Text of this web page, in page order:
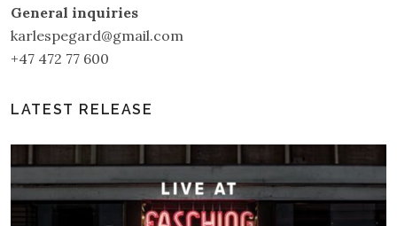
General inquiries
karlespegard@gmail.com
+47 472 77 600
LATEST RELEASE